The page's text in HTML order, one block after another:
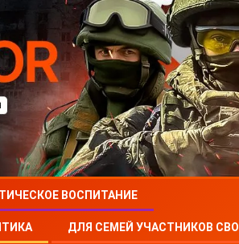
ВОСПИТАНИЕ
ДЛЯ СЕМЕЙ УЧАСТНИКОВ СВО